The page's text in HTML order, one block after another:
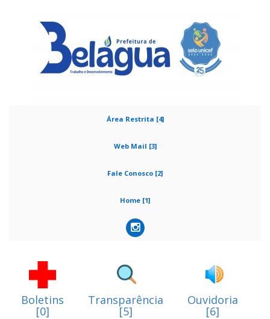
Área Restrita [4]
Web Mail [3]
Fale Conosco [2]
Home [1]
Boletins
[0]
Transparência
[5]
Ouvidoria
[6]